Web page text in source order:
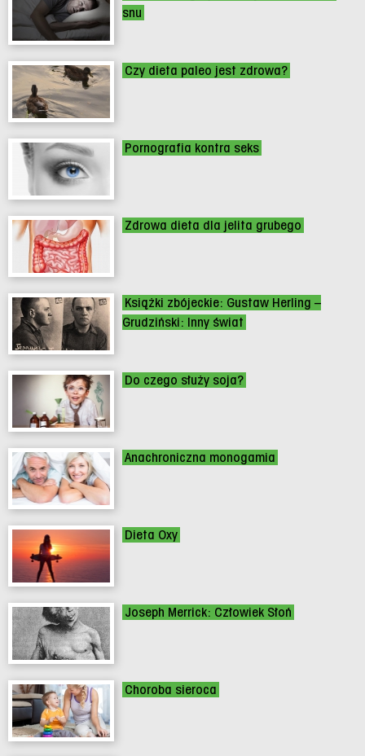
snu
Czy dieta paleo jest zdrowa?
Pornografia kontra seks
Zdrowa dieta dla jelita grubego
Książki zbójeckie: Gustaw Herling –
Grudziński: Inny świat
Do czego służy soja?
Anachroniczna monogamia
Dieta Oxy
Joseph Merrick: Człowiek Słoń
Choroba sieroca